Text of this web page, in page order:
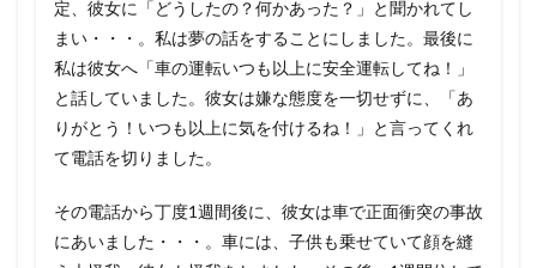
定、彼女に「どうしたの？何かあった？」と聞かれてし
まい・・・。私は夢の話をすることにしました。最後に
私は彼女へ「車の運転いつも以上に安全運転してね！」
と話していました。彼女は嫌な態度を一切せずに、「あ
りがとう！いつも以上に気を付けるね！」と言ってくれ
て電話を切りました。
その電話から丁度1週間後に、彼女は車で正面衝突の事故
にあいました・・・。車には、子供も乗せていて顔を縫